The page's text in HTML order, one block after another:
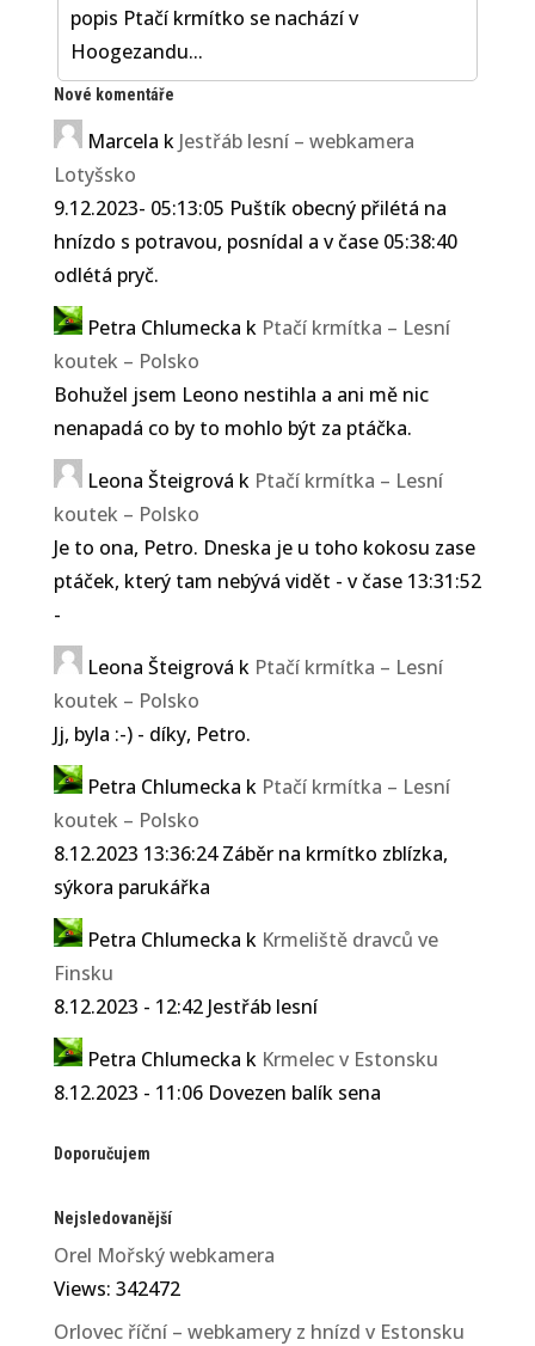
popis Ptačí krmítko se nachází v
Hoogezandu...
Nové komentáře
Marcela k Jestřáb lesní – webkamera
Lotyšsko
9.12.2023- 05:13:05 Puštík obecný přilétá na
hnízdo s potravou, posnídal a v čase 05:38:40
odlétá pryč.
Petra Chlumecka k Ptačí krmítka – Lesní
koutek – Polsko
Bohužel jsem Leono nestihla a ani mě nic
nenapadá co by to mohlo být za ptáčka.
Leona Šteigrová k Ptačí krmítka – Lesní
koutek – Polsko
Je to ona, Petro. Dneska je u toho kokosu zase
ptáček, který tam nebývá vidět - v čase 13:31:52
-
Leona Šteigrová k Ptačí krmítka – Lesní
koutek – Polsko
Jj, byla :-) - díky, Petro.
Petra Chlumecka k Ptačí krmítka – Lesní
koutek – Polsko
8.12.2023 13:36:24 Záběr na krmítko zblízka,
sýkora parukářka
Petra Chlumecka k Krmeliště dravců ve
Finsku
8.12.2023 - 12:42 Jestřáb lesní
Petra Chlumecka k Krmelec v Estonsku
8.12.2023 - 11:06 Dovezen balík sena
Doporučujem
Nejsledovanější
Orel Mořský webkamera
Views: 342472
Orlovec říční – webkamery z hnízd v Estonsku